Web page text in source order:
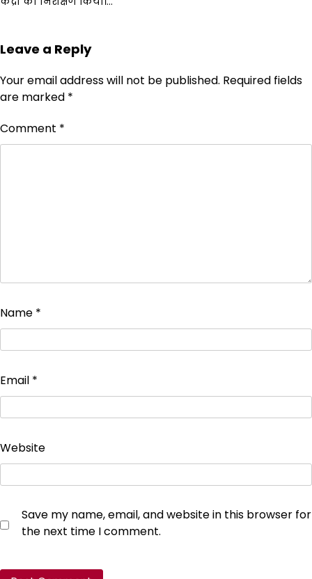
Leave a Reply
Your email address will not be published. Required fields
are marked *
Comment *
Name *
Email *
Website
Save my name, email, and website in this browser for
the next time I comment.